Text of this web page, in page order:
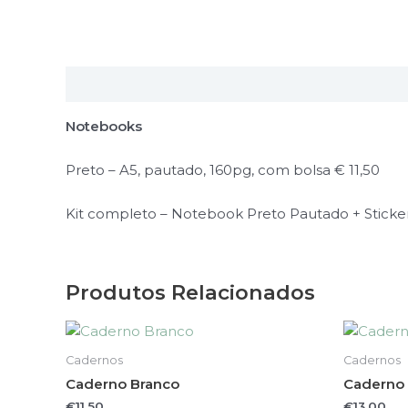
Notebooks
Preto – A5, pautado, 160pg, com bolsa € 11,50
Kit completo – Notebook Preto Pautado +
Produtos Relacionados
Cadernos
Caderno Branco
Cadernos